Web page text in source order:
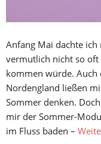
Anfang Mai dachte
vermutlich nicht so oft
kommen würde. Auch
Nordengland ließen
Sommer denken.
mir der Sommer-
im Fluss baden –